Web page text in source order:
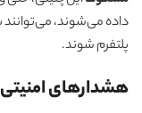
داده می‌شوند، می‌توانند
پلتفرم شوند.
هشدارهای